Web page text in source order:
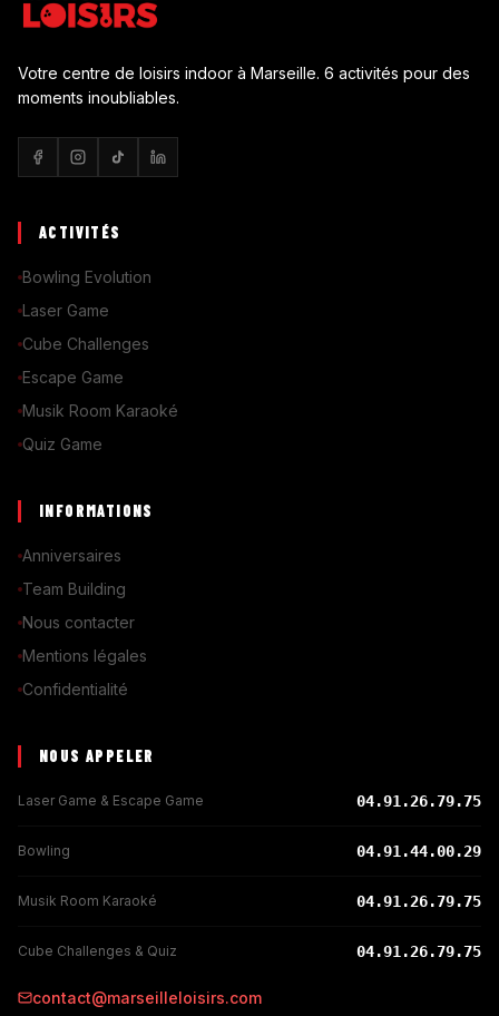
Votre centre de loisirs indoor à Marseille. 6 activités pour des
moments inoubliables.
ACTIVITÉS
Bowling Evolution
Laser Game
Cube Challenges
Escape Game
Musik Room Karaoké
Quiz Game
INFORMATIONS
Anniversaires
Team Building
Nous contacter
Mentions légales
Confidentialité
NOUS APPELER
Laser Game & Escape Game 04.91.26.79.75
Bowling 04.91.44.00.29
Musik Room Karaoké 04.91.26.79.75
Cube Challenges & Quiz 04.91.26.79.75
contact@marseilleloisirs.com